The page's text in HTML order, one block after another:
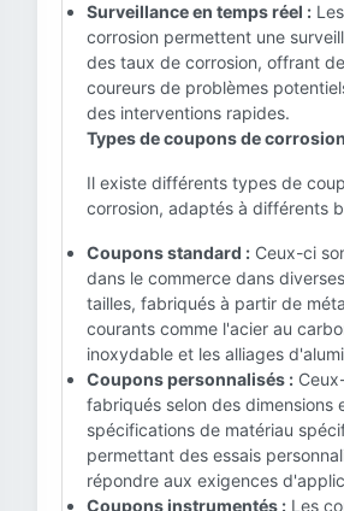
Surveillance en temps réel :
corrosion permettent une
des taux de corrosion, offrant
coureurs de problèmes
des interventions rapides.
Types de coupons de
Il existe différents types de
corrosion, adaptés à différents
Coupons standard : Ceux-ci
dans le commerce dans
tailles, fabriqués à partir de
courants comme l'acier au
inoxydable et les alliages
Coupons personnalisés :
fabriqués selon des dimensions
spécifications de matériau
permettant des essais
répondre aux exigences
Coupons instrumentés : Les